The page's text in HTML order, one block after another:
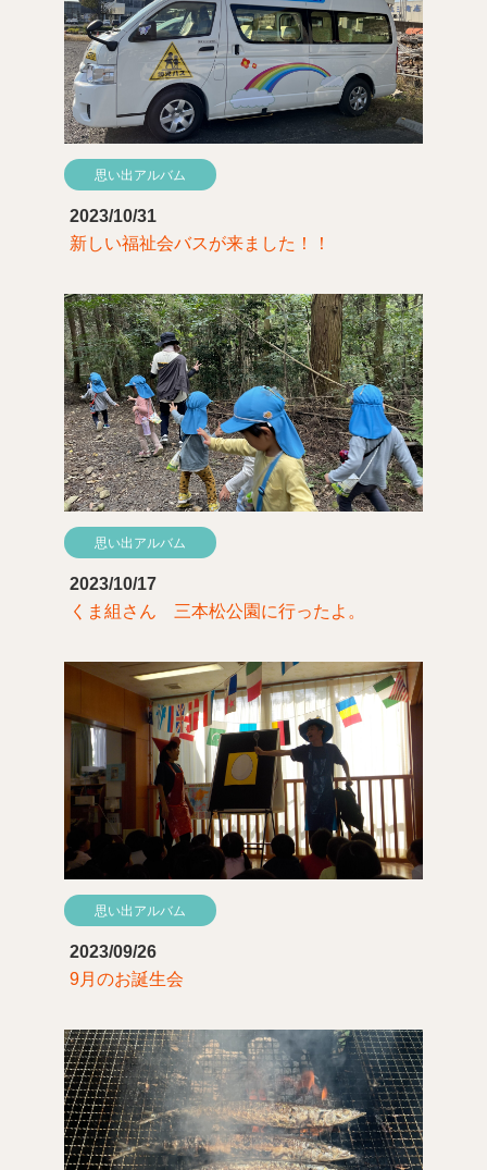
思い出アルバム
2023/10/31
新しい福祉会バスが来ました！！
思い出アルバム
2023/10/17
くま組さん 三本松公園に行ったよ。
思い出アルバム
2023/09/26
9月のお誕生会